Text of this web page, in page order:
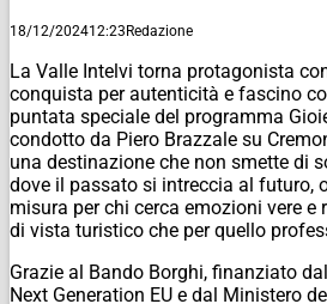
18/12/202412:23Redazione
La Valle Intelvi torna protagonista
conquista per autenticità e fascino
puntata speciale del programma
condotto da Piero Brazzale su
una destinazione che non smette di
dove il passato si intreccia al futuro,
misura per chi cerca emozioni vere e
di vista turistico che per quello
Grazie al Bando Borghi, finanziato
Next Generation EU e dal Ministero